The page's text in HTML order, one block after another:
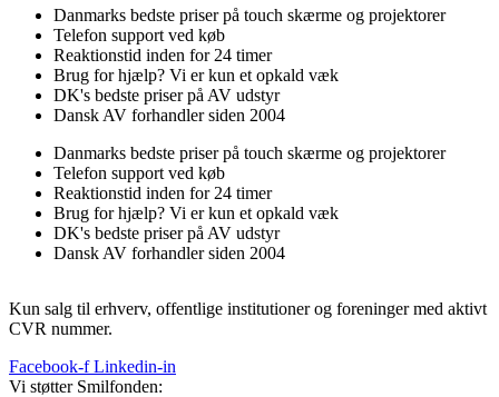
Danmarks bedste priser på touch skærme og projektorer
Telefon support ved køb
Reaktionstid inden for 24 timer
Brug for hjælp? Vi er kun et opkald væk
DK's bedste priser på AV udstyr
Dansk AV forhandler siden 2004
Danmarks bedste priser på touch skærme og projektorer
Telefon support ved køb
Reaktionstid inden for 24 timer
Brug for hjælp? Vi er kun et opkald væk
DK's bedste priser på AV udstyr
Dansk AV forhandler siden 2004
Kun salg til erhverv, offentlige institutioner og foreninger med aktivt
CVR nummer.
Facebook-f Linkedin-in
Vi støtter Smilfonden: